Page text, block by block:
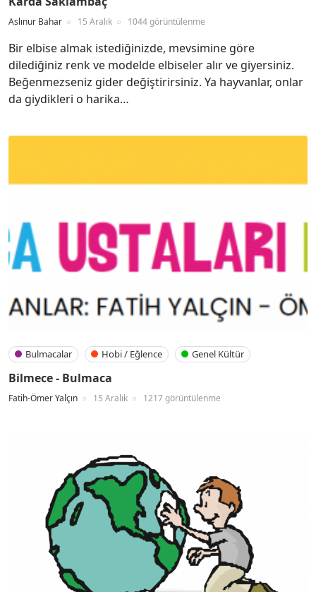
Aslınur Bahar 15 Aralık 1044 görüntülenme
Bir elbise almak istediğinizde, mevsimine göre
dilediğiniz renk ve modelde elbiseler alır ve giyersiniz.
Beğenmezseniz gider değiştirirsiniz. Ya hayvanlar, onlar
da giydikleri o harika…
Bulmacalar Hobi / Eğlence Genel Kültür
Bilmece - Bulmaca
Fatih-Ömer Yalçın 15 Aralık 1217 görüntülenme